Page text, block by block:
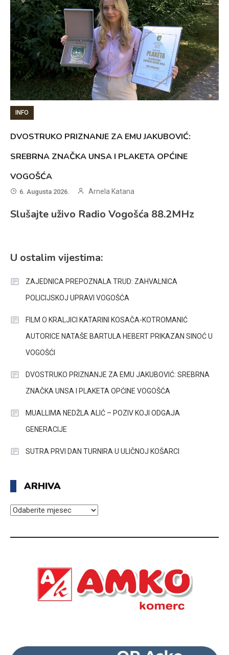
INFO
DVOSTRUKO PRIZNANJE ZA EMU JAKUBOVIĆ:
SREBRNA ZNAČKA UNSA I PLAKETA OPĆINE
VOGOŠĆA
6. Augusta 2026. Arnela Katana
Slušajte uživo Radio Vogošća 88.2MHz
U ostalim vijestima:
ZAJEDNICA PREPOZNALA TRUD: ZAHVALNICA
POLICIJSKOJ UPRAVI VOGOŠĆA
FILM O KRALJICI KATARINI KOSAČA-KOTROMANIĆ
AUTORICE NATAŠE BARTULA HEBERT PRIKAZAN SINOĆ U
VOGOŠĆI
DVOSTRUKO PRIZNANJE ZA EMU JAKUBOVIĆ: SREBRNA
ZNAČKA UNSA I PLAKETA OPĆINE VOGOŠĆA
MUALLIMA NEDŽLA ALIĆ – POZIV KOJI ODGAJA
GENERACIJE
SUTRA PRVI DAN TURNIRA U ULIČNOJ KOŠARCI
ARHIVA
ARHIVA